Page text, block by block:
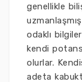
genellikle
odaklı
kendi
olurlar.
adeta